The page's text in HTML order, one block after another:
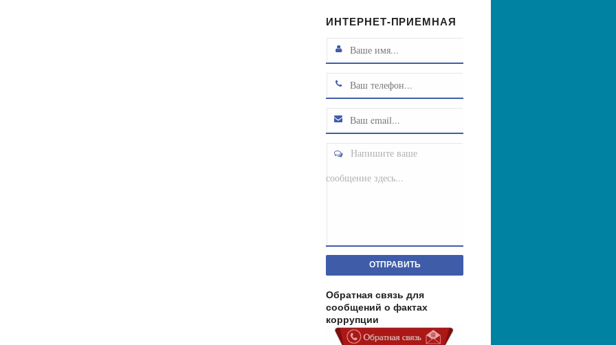
ИНТЕРНЕТ-ПРИЕМНАЯ
Напишите ваше
сообщение здесь...
ОТПРАВИТЬ
Обратная связь для
сообщений о фактах
коррупции